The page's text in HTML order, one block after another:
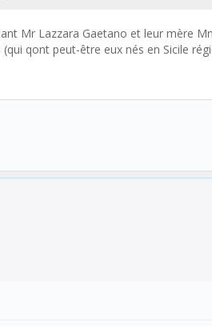
Mr Lazzara Gaetano et leur mère
qont peut-être eux nés en Sicile